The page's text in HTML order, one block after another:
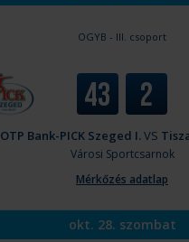
OGYB - III. csoport
43 2
OTP Bank-PICK Szeged I.VS
Városi Sportcsarnok
Mérkőzés adatlap
okt. 28. szombat